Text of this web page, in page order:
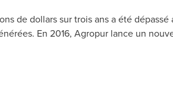
de dollars sur trois ans a été
En 2016, Agropur lance un